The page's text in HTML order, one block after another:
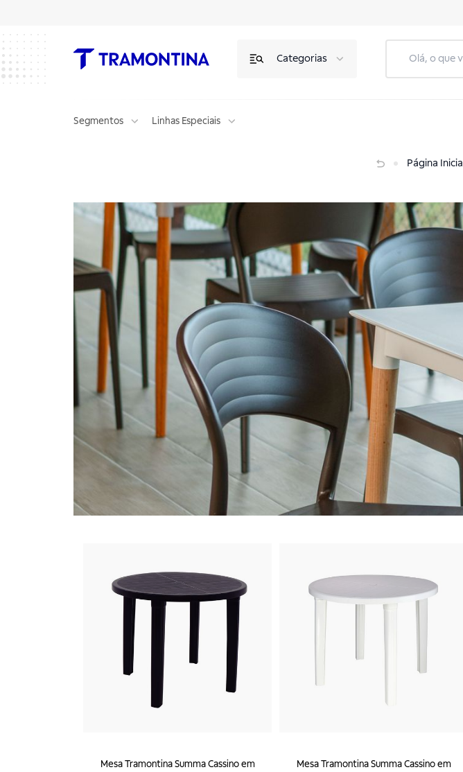
Categorias
Segmentos Linhas Especiais
Página Inicial
Mesa Tramontina Summa Cassino em
Mesa Tramontina Summa Cassino em